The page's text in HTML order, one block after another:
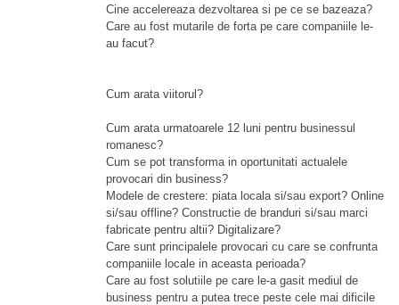
Cine accelereaza dezvoltarea si pe ce se bazeaza?
Care au fost mutarile de forta pe care companiile le-
au facut?
Cum arata viitorul?
Cum arata urmatoarele 12 luni pentru businessul
romanesc?
Cum se pot transforma in oportunitati actualele
provocari din business?
Modele de crestere: piata locala si/sau export? Online
si/sau offline? Constructie de branduri si/sau marci
fabricate pentru altii? Digitalizare?
Care sunt principalele provocari cu care se confrunta
companiile locale in aceasta perioada?
Care au fost solutiile pe care le-a gasit mediul de
business pentru a putea trece peste cele mai dificile